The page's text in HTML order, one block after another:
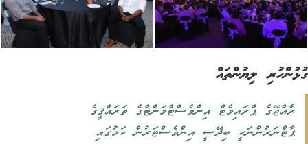
ލިޔުންތައް
ރާއްޖޭގެ ޕްރައިވެޓް އިންވެސްޓްމަންޓްގެ ތަރައްޤީގެ
ޕާޓްނަރުންނަކީ ބިދޭސީ އިންވެސްޓަރުން ކަމުގައި